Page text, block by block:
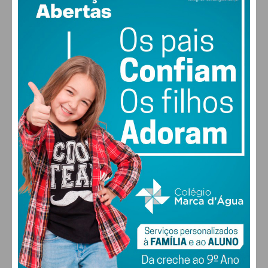
309 11
Penafiel 179 167
PAÇOS DE FERREIRA